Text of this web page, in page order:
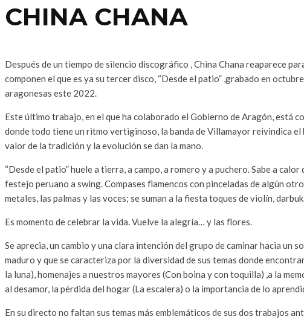
CHINA CHANA
Después de un tiempo de silencio discográfico , China Chana reaparece
componen el que es ya su tercer disco, “Desde el patio” ,grabado en
aragonesas este 2022.
Este último trabajo, en el que ha colaborado el Gobierno de Aragón, está
donde todo tiene un ritmo vertiginoso, la banda de Villamayor reivindica el
valor de la tradición y la evolución se dan la mano.
“Desde el patio” huele a tierra, a campo, a romero y a puchero. Sabe a
festejo peruano a swing. Compases flamencos con pinceladas de algún
metales, las palmas y las voces; se suman a la fiesta toques de violín,
Es momento de celebrar la vida. Vuelve la alegría… y las flores.
Se aprecia, un cambio y una clara intención del grupo de caminar hacia un
maduro y que se caracteriza por la diversidad de sus temas donde
la luna), homenajes a nuestros mayores (Con boina y con toquilla) ,a la
al desamor, la pérdida del hogar (La escalera) o la importancia de lo
En su directo no faltan sus temas más emblemáticos de sus dos trabajos